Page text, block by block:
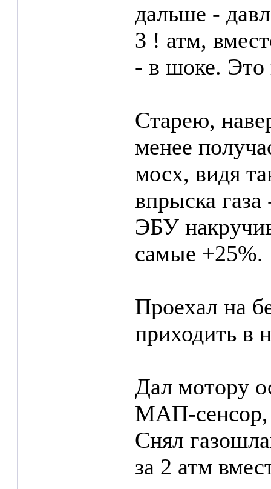
дальше -
3 ! атм,
- в шоке. Это
Старею,
менее
мосх, видя
впрыска
ЭБУ
самые +25%.
Проехал на
приходить в
Дал мотору
МАП-сенсор,
Снял
за 2 атм